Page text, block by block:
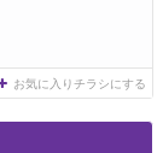
お気に入りチラシにする